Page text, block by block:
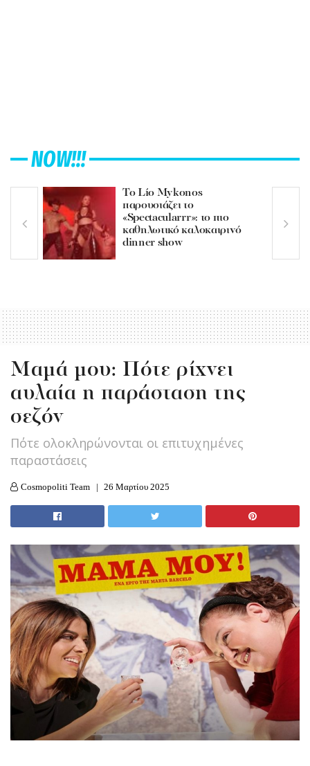
NOW!!!
Το Lío Mykonos
παρουσιάζει το
«Spectacularrr»: το πιο
καθηλωτικό καλοκαιρινό
dinner show
Μαμά μου: Πότε ρίχνει
αυλαία η παράσταση της
σεζόν
Πότε ολοκληρώνονται οι επιτυχημένες
παραστάσεις
Cosmopoliti Team 26 Μαρτίου 2025